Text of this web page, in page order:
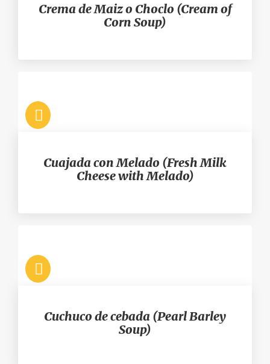
Crema de Maiz o Choclo (Cream of
Corn Soup)
Cuajada con Melado (Fresh Milk
Cheese with Melado)
Cuchuco de cebada (Pearl Barley
Soup)